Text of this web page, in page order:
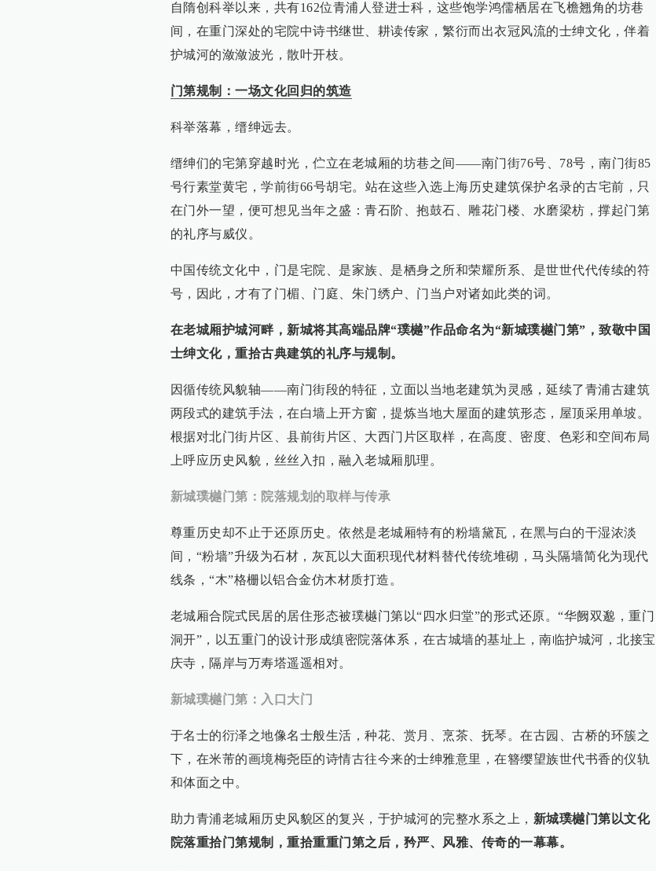
自隋创科举以来，共有162位青浦人登进士科，这些饱学鸿儒栖居在飞檐翘角的坊巷
间，在重门深处的宅院中诗书继世、耕读传家，繁衍而出衣冠风流的士绅文化，伴着
护城河的潋潋波光，散叶开枝。
门第规制：一场文化回归的筑造
科举落幕，缙绅远去。
缙绅们的宅第穿越时光，伫立在老城厢的坊巷之间——南门街76号、78号，南门街85
号行素堂黄宅，学前街66号胡宅。站在这些入选上海历史建筑保护名录的古宅前，只
在门外一望，便可想见当年之盛：青石阶、抱鼓石、雕花门楼、水磨梁枋，撑起门第
的礼序与威仪。
中国传统文化中，门是宅院、是家族、是栖身之所和荣耀所系、是世世代代传续的符
号，因此，才有了门楣、门庭、朱门绣户、门当户对诸如此类的词。
在老城厢护城河畔，新城将其高端品牌“璞樾”作品命名为“新城璞樾门第”，致敬中国
士绅文化，重拾古典建筑的礼序与规制。
因循传统风貌轴——南门街段的特征，立面以当地老建筑为灵感，延续了青浦古建筑
两段式的建筑手法，在白墙上开方窗，提炼当地大屋面的建筑形态，屋顶采用单坡。
根据对北门街片区、县前街片区、大西门片区取样，在高度、密度、色彩和空间布局
上呼应历史风貌，丝丝入扣，融入老城厢肌理。
新城璞樾门第：院落规划的取样与传承
尊重历史却不止于还原历史。依然是老城厢特有的粉墙黛瓦，在黑与白的干湿浓淡
间，“粉墙”升级为石材，灰瓦以大面积现代材料替代传统堆砌，马头隔墙简化为现代
线条，“木”格栅以铝合金仿木材质打造。
老城厢合院式民居的居住形态被璞樾门第以“四水归堂”的形式还原。“华阙双邈，重门
洞开”，以五重门的设计形成缜密院落体系，在古城墙的基址上，南临护城河，北接宝
庆寺，隔岸与万寿塔遥遥相对。
新城璞樾门第：入口大门
于名士的衍泽之地像名士般生活，种花、赏月、烹茶、抚琴。在古园、古桥的环簇之
下，在米芾的画境梅尧臣的诗情古往今来的士绅雅意里，在簪缨望族世代书香的仪轨
和体面之中。
助力青浦老城厢历史风貌区的复兴，于护城河的完整水系之上， 新城璞樾门第以文化
院落重拾门第规制，重拾重重门第之后，矜严、风雅、传奇的一幕幕。